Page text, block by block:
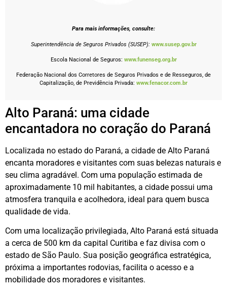
Para mais informações, consulte:
Superintendência de Seguros Privados (SUSEP): www.susep.gov.br
Escola Nacional de Seguros: www.funenseg.org.br
Federação Nacional dos Corretores de Seguros Privados e de Resseguros, de
Capitalização, de Previdência Privada: www.fenacor.com.br
Alto Paraná: uma cidade
encantadora no coração do Paraná
Localizada no estado do Paraná, a cidade de Alto Paraná
encanta moradores e visitantes com suas belezas naturais e
seu clima agradável. Com uma população estimada de
aproximadamente 10 mil habitantes, a cidade possui uma
atmosfera tranquila e acolhedora, ideal para quem busca
qualidade de vida.
Com uma localização privilegiada, Alto Paraná está situada
a cerca de 500 km da capital Curitiba e faz divisa com o
estado de São Paulo. Sua posição geográfica estratégica,
próxima a importantes rodovias, facilita o acesso e a
mobilidade dos moradores e visitantes.